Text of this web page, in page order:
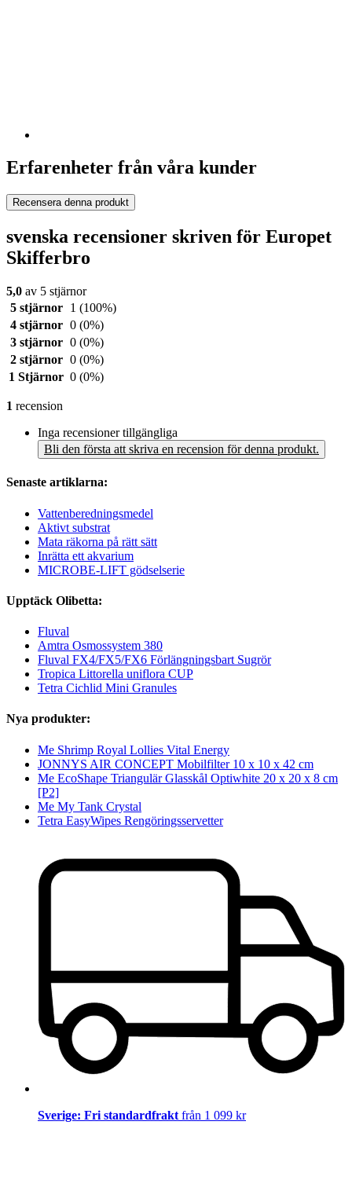
Erfarenheter från våra kunder
Recensera denna produkt
svenska recensioner skriven för Europet
Skifferbro
5,0 av 5 stjärnor
5 stjärnor
1 (100%)
4 stjärnor 0 (0%)
3 stjärnor 0 (0%)
2 stjärnor 0 (0%)
1 Stjärnor 0 (0%)
1 recension
Inga recensioner tillgängliga
Bli den första att skriva en recension för denna produkt.
Senaste artiklarna:
Vattenberedningsmedel
Aktivt substrat
Mata räkorna på rätt sätt
Inrätta ett akvarium
MICROBE-LIFT gödselserie
Upptäck Olibetta:
Fluval
Amtra Osmossystem 380
Fluval FX4/FX5/FX6 Förlängningsbart Sugrör
Tropica Littorella uniflora CUP
Tetra Cichlid Mini Granules
Nya produkter:
Me Shrimp Royal Lollies Vital Energy
JONNYS AIR CONCEPT Mobilfilter 10 x 10 x 42 cm
Me EcoShape Triangulär Glasskål Optiwhite 20 x 20 x 8 cm
[P2]
Me My Tank Crystal
Tetra EasyWipes Rengöringsservetter
Sverige: Fri standardfrakt från 1 099 kr